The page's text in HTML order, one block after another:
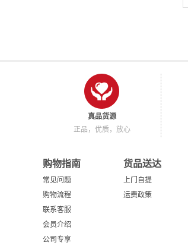
真品货源
正品，优质，放心
购物指南
常见问题
购物流程
联系客服
会员介绍
公司专享
货品送达
上门自提
运费政策